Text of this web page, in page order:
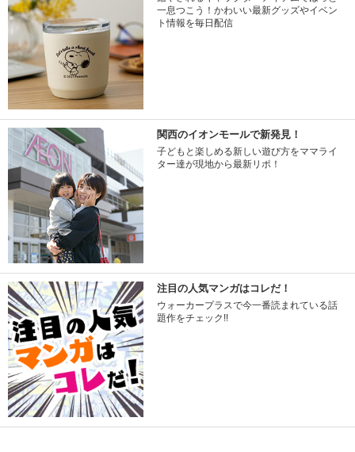
一息つこう！かわいい最新グッズやイベン
ト情報を毎日配信
関西のイオンモールで新発見！
子どもと楽しめる新しい遊び方をママライ
ター達が現地から最新リポ！
注目の人気マンガはコレだ！
ウォーカープラスで今一番読まれている話
題作をチェック!!